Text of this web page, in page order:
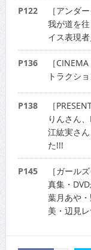
P122
［アンダ
我が道を
イス表現
P136
［
トラクシ
P138
［
りんさん
江紘実さ
た!!!
P145
［ガール
真集・
葉月あや
美・辺見